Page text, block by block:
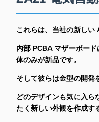
これらは、当社の新しい
内部 PCBA マザーボー
体のみが新品です。
そして彼らは金型の開発
どのデザインも気に入ら
たく新しい外観を作成す